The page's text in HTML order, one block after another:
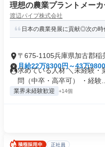
理想の農業プラントメー
渡辺パイプ株式会社
日本の農業発展に貢献◎次の
〒675-1105兵庫県加古郡稲
月給22万8300円～43万
求めている人材 ＼未経験・
問（中卒・高卒可） ・経験...
業界未経験歓迎 +14個
正社員